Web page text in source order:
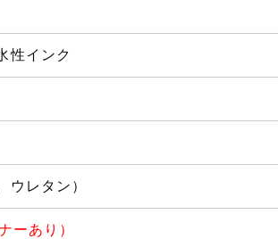
性インク
ウレタン）
ーあり）